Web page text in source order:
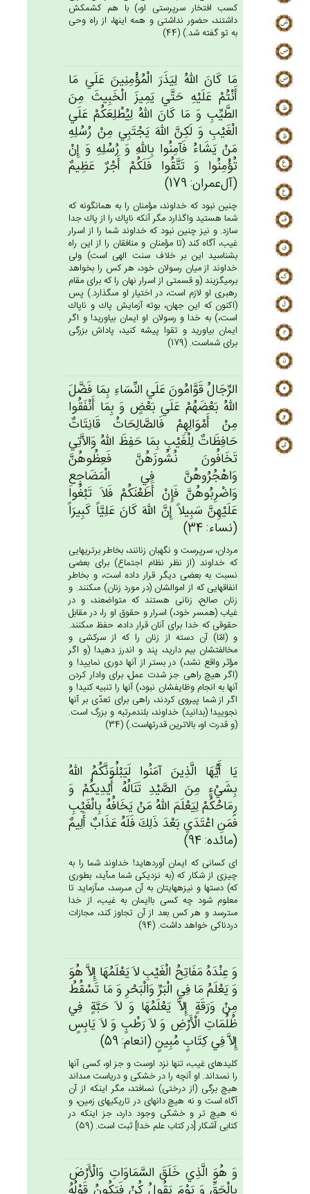
كسب افتخار سرپرستى او،) با هم كشمكش
داشتند، حضور نداشتى و همه اينها، از راه وحى
به تو گفته شد.) (44)
مَا كَان‌َ الله‌ُ لِيَذَرَ الْمُؤْمِنِين‌َ عَلَي‌ مَا
أَنْتُم‌ْ عَلَيْه‌ِ حَتَّي‌ يَمِيزَ الْخَبِيث‌َ مِن‌َ
الطَّيِّب‌ِ وَ مَا كَان‌َ الله‌ُ لِيُطْلِعَكُم‌ْ عَلَي‌
الْغَيْب‌ِ وَ لَكِنَّ‌ الله‌َ يَجْتَبِي‌ مِنْ‌ رُسُلِه‌ِ
مَنْ‌ يَشَاءُ فَآمِنُوا بِالله‌ِ وَ رُسُلِه‌ِ وَ إِنْ‌
تُؤْمِنُوا وَ تَتَّقُوا فَلَكُم‌ْ أَجْرٌ عَظِيم‌ٌ
(آل‌عمران: 179)
چنين نبود كه خداوند، مؤمنان را به همان‏گونه كه
شما هستيد واگذارد مگر آنكه ناپاك را از پاك جدا
سازد. و نيز چنين نبود كه خداوند شما را از اسرار
غيب، آگاه كند (تا مؤمنان و منافقان را از اين راه
بشناسيد اين بر خلاف سنت الهى است) ولى
خداوند از ميان رسولان خود، هر كس را بخواهد
برميگزيند (و قسمتى از اسرار نهان را كه براى مقام
رهبرى او لازم است، در اختيار او مى‏گذارد.) پس
(اكنون كه اين جهان، بوته آزمايش پاك و ناپاك
است،) به خدا و رسولان او ايمان بياوريد! و اگر
ايمان بياوريد و تقوا پيشه كنيد، پاداش بزرگى
براى شماست. (179)
الرِّجَال‌ُ قَوَّامُون‌َ عَلَي‌ النِّسَاءِ بِمَا فَضَّل‌َ
الله‌ُ بَعْضَهُم‌ْ عَلَي‌ بَعْض‌ٍ وَ بِمَا أَنْفَقُوا
مِن‌ْ أَمْوَالِهِم‌ْ فَالصَّالِحَات‌ُ قَانِتَات‌ٌ
حَافِظَات‌ٌ لِلْغَيْب‌ِ بِمَا حَفِظ‌َ الله‌ُ وَالاَّتِي
تَخَافُون‌َ نُشُوزَهُن‌َّ فَعِظُوهُن‌َّ
وَاهْجُرُوهُن‌َّ فِي‌ الْمَضَاجِع‌ِ
وَاضْرِبُوهُن‌َّ فَإِن‌ْ أَطَعْنَكُم‌ْ فَلاَ تَبْغُوا
عَلَيْهِن‌َّ سَبِيلاً إِن‌َّ الله‌َ كَان‌َ عَلِيَّاً كَبِيرَاً
(نساء: 34)
مردان، سرپرست و نگهبان زنانند، بخاطر برتريهايى
كه خداوند (از نظر نظام اجتماع) براى بعضى
نسبت به بعضى ديگر قرار داده است، و بخاطر
انفاقهايى كه از اموالشان (در مورد زنان) مى‏كنند. و
زنان صالح، زنانى هستند كه متواضعند، و در
غياب (همسر خود،) اسرار و حقوق او را، در مقابل
حقوقى كه خدا براى آنان قرار داده، حفظ مى‏كنند.
و (امّا) آن دسته از زنان را كه از سركشى و
مخالفتشان بيم داريد، پند و اندرز دهيد! (و اگر
مؤثر واقع نشد،) در بستر از آنها دورى نماييد! و
(اگر هيچ راهى جز شدت عمل، براى وادار كردن
آنها به انجام وظايفشان نبود،) آنها را تنبيه كنيد! و
اگر از شما پيروى كردند، راهى براى تعدّى بر آنها
نجوييد! (بدانيد) خداوند، بلندمرتبه و بزرگ است.
(و قدرت او، بالاترين قدرتهاست.) (34)
يَا أَيُّهَا الَّذِين‌َ آمَنُوا لَيَبْلُوَنَّكُم‌ُ الله‌ُ
بِشَي‌ْءٍ مِن‌َ الصَّيْدِ تَنَالُه‌ُ أَيْدِيكُم‌ْ وَ
رِمَاحُكُم‌ْ لِيَعْلَم‌َ الله‌ُ مَنْ‌ يَخَافُه‌ُ بِالْغَيْب‌ِ
فَمَن‌ِ اعْتَدَي‌ بَعْدَ ذَلِك‌َ فَلَه‌ُ عَذَاب‌ٌ أَلِيم‌ٌ
(مائده: 94)
اى كسانى كه ايمان آورده‏ايد! خداوند شما را به
چيزى از شكار كه (به نزديكى شما مى‏آيد، بطورى
كه) دستها و نيزه‏هايتان به آن مى‏رسد، مى‏آزمايد تا
معلوم شود چه كسى باايمان به غيب، از خدا
مى‏ترسد و هر كس بعد از آن تجاوز كند، مجازات
دردناكى خواهد داشت. (94)
وَ عِنْدَه‌ُ مَفَاتِح‌ُ الْغَيْب‌ِ لاَ يَعْلَمُهَا إِلاَّ هُوَ
وَ يَعْلَم‌ُ مَا فِي‌ الْبَرِّ وَالْبَحْرِ وَ مَا تَسْقُط‌ُ
مِنْ‌ وَرَقَة‌ٍ إِلاَّ يَعْلَمُهَا وَ لاَ حَبَّة‌ٍ فِي‌
ظُلُمَات‌ِ الْأَرْض‌ِ وَ لاَ رَطْب‌ٍ وَ لاَ يَابِس‌ٍ
إِلاَّ فِي‌ كِتَاب‌ٍ مُبِين‌ٍ (انعام: 59)
كليدهاى غيب، تنها نزد اوست و جز او، كسى آنها
را نمى‏داند. او آنچه را در خشكى و درياست مى‏داند
هيچ برگى (از درختى) نمى‏افتد، مگر اينكه از آن
آگاه است و نه هيچ دانه‏اى در تاريكيهاى زمين، و
نه هيچ تر و خشكى وجود دارد، جز اينكه در
كتابى آشكار [در كتاب علم خدا] ثبت است. (59)
وَ هُوَ الَّذِي‌ خَلَق‌َ السَّمَاوَات‌ِ وَالْأَرْض‌َ